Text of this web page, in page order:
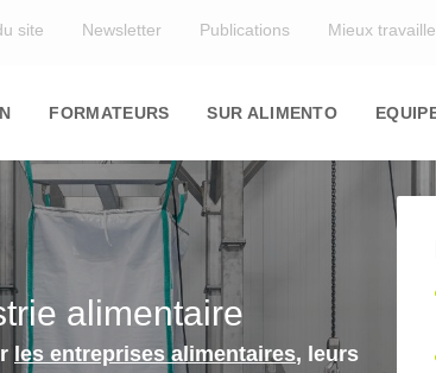
site Newsletter Publications Mieux
FORMATEURS SUR ALIMENTO
alimentaire
les entreprises alimentaires, leurs